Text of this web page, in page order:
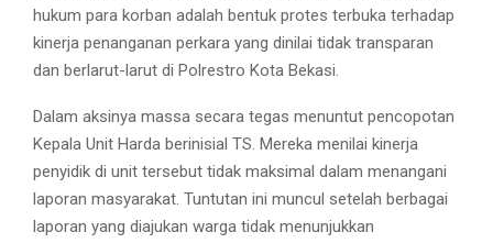
hukum para korban adalah bentuk protes terbuka terhadap
kinerja penanganan perkara yang dinilai tidak transparan
dan berlarut-larut di Polrestro Kota Bekasi.
Dalam aksinya massa secara tegas menuntut pencopotan
Kepala Unit Harda berinisial TS. Mereka menilai kinerja
penyidik di unit tersebut tidak maksimal dalam menangani
laporan masyarakat. Tuntutan ini muncul setelah berbagai
laporan yang diajukan warga tidak menunjukkan